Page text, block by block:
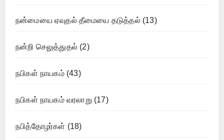
நன்மையை ஏவுதல் தீமையை தடுத்தல் (13)
நன்றி செலுத்துதல் (2)
நபிகள் நாயகம்(43)
நபிகள் நாயகம் வரலாறு (17)
நபித்தோழர்கள் (18)